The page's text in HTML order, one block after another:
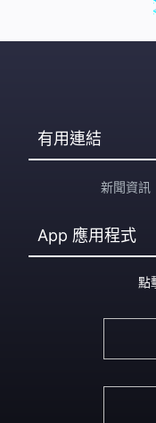
有用連結
新聞資訊
App 應用程式
點